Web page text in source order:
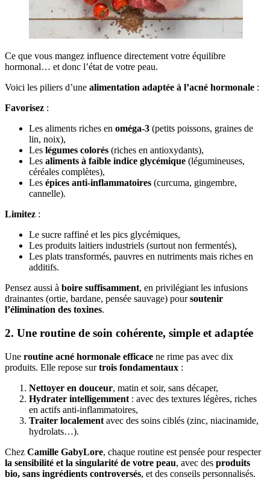
Ce que vous mangez influence directement votre équilibre
hormonal… et donc l’état de votre peau.
Voici les piliers d’une alimentation adaptée à l’acné hormonale :
Favorisez :
Les aliments riches en oméga-3 (petits poissons, graines de
lin, noix),
Les légumes colorés (riches en antioxydants),
Les aliments à faible indice glycémique (légumineuses,
céréales complètes),
Les épices anti-inflammatoires (curcuma, gingembre,
cannelle).
Limitez :
Le sucre raffiné et les pics glycémiques,
Les produits laitiers industriels (surtout non fermentés),
Les plats transformés, pauvres en nutriments mais riches en
additifs.
Pensez aussi à boire suffisamment, en privilégiant les infusions
drainantes (ortie, bardane, pensée sauvage) poursoutenir
l’élimination des toxines.
2. Une routine de soin cohérente, simple et adaptée
Une routine acné hormonale efficace ne rime pas avec dix
produits. Elle repose surtrois fondamentaux :
Nettoyer en douceur, matin et soir, sans décaper,
Hydrater intelligemment : avec des textures légères, riches
en actifs anti-inflammatoires,
Traiter localement avec des soins ciblés (zinc, niacinamide,
hydrolats…).
Chez Camille GabyLore, chaque routine est pensée pour respecter
la sensibilité et la singularité de votre peau, avec des produits
bio, sans ingrédients controversés, et des conseils personnalisés.